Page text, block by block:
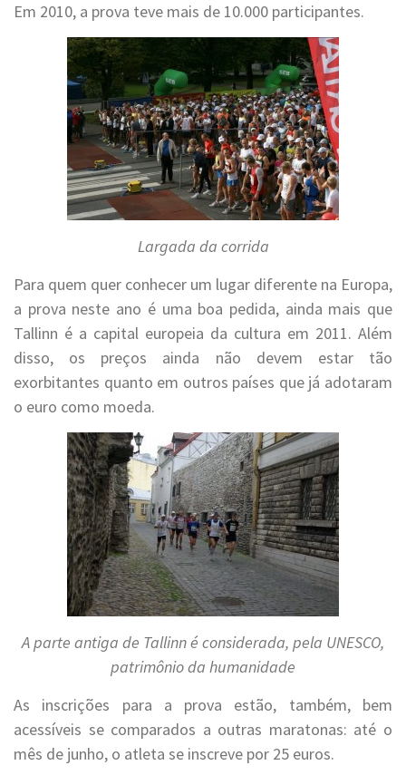
Em 2010, a prova teve mais de 10.000 participantes.
Largada da corrida
Para quem quer conhecer um lugar diferente na Europa,
a prova neste ano é uma boa pedida, ainda mais que
Tallinn é a capital europeia da cultura em 2011. Além
disso, os preços ainda não devem estar tão
exorbitantes quanto em outros países que já adotaram
o euro como moeda.
A parte antiga de Tallinn é considerada, pela UNESCO,
patrimônio da humanidade
As inscrições para a prova estão, também, bem
acessíveis se comparados a outras maratonas: até o
mês de junho, o atleta se inscreve por 25 euros.